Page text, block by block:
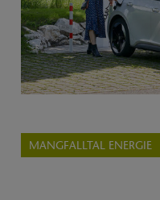
MANGFALLTAL ENERGIE